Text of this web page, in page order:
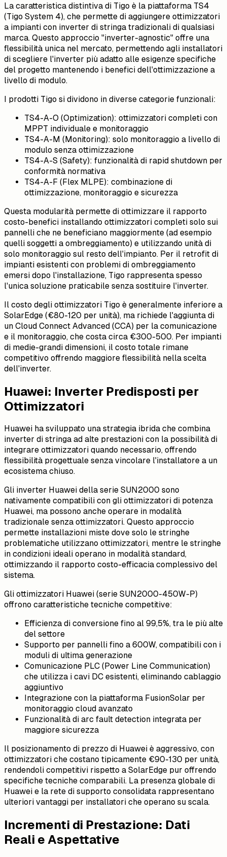
La caratteristica distintiva di Tigo è la piattaforma TS4
(Tigo System 4), che permette di aggiungere ottimizzatori
a impianti con inverter di stringa tradizionali di qualsiasi
marca. Questo approccio "inverter-agnostic" offre una
flessibilità unica nel mercato, permettendo agli installatori
di scegliere l'inverter più adatto alle esigenze specifiche
del progetto mantenendo i benefici dell'ottimizzazione a
livello di modulo.
I prodotti Tigo si dividono in diverse categorie funzionali:
TS4-A-O (Optimization): ottimizzatori completi con
MPPT individuale e monitoraggio
TS4-A-M (Monitoring): solo monitoraggio a livello di
modulo senza ottimizzazione
TS4-A-S (Safety): funzionalità di rapid shutdown per
conformità normativa
TS4-A-F (Flex MLPE): combinazione di
ottimizzazione, monitoraggio e sicurezza
Questa modularità permette di ottimizzare il rapporto
costo-benefici installando ottimizzatori completi solo sui
pannelli che ne beneficiano maggiormente (ad esempio
quelli soggetti a ombreggiamento) e utilizzando unità di
solo monitoraggio sul resto dell'impianto. Per il retrofit di
impianti esistenti con problemi di ombreggiamento
emersi dopo l'installazione, Tigo rappresenta spesso
l'unica soluzione praticabile senza sostituire l'inverter.
Il costo degli ottimizzatori Tigo è generalmente inferiore a
SolarEdge (€80-120 per unità), ma richiede l'aggiunta di
un Cloud Connect Advanced (CCA) per la comunicazione
e il monitoraggio, che costa circa €300-500. Per impianti
di medie-grandi dimensioni, il costo totale rimane
competitivo offrendo maggiore flessibilità nella scelta
dell'inverter.
Huawei: Inverter Predisposti per
Ottimizzatori
Huawei ha sviluppato una strategia ibrida che combina
inverter di stringa ad alte prestazioni con la possibilità di
integrare ottimizzatori quando necessario, offrendo
flessibilità progettuale senza vincolare l'installatore a un
ecosistema chiuso.
Gli inverter Huawei della serie SUN2000 sono
nativamente compatibili con gli ottimizzatori di potenza
Huawei, ma possono anche operare in modalità
tradizionale senza ottimizzatori. Questo approccio
permette installazioni miste dove solo le stringhe
problematiche utilizzano ottimizzatori, mentre le stringhe
in condizioni ideali operano in modalità standard,
ottimizzando il rapporto costo-efficacia complessivo del
sistema.
Gli ottimizzatori Huawei (serie SUN2000-450W-P)
offrono caratteristiche tecniche competitive:
Efficienza di conversione fino al 99,5%, tra le più alte
del settore
Supporto per pannelli fino a 600W, compatibili con i
moduli di ultima generazione
Comunicazione PLC (Power Line Communication)
che utilizza i cavi DC esistenti, eliminando cablaggio
aggiuntivo
Integrazione con la piattaforma FusionSolar per
monitoraggio cloud avanzato
Funzionalità di arc fault detection integrata per
maggiore sicurezza
Il posizionamento di prezzo di Huawei è aggressivo, con
ottimizzatori che costano tipicamente €90-130 per unità,
rendendoli competitivi rispetto a SolarEdge pur offrendo
specifiche tecniche comparabili. La presenza globale di
Huawei e la rete di supporto consolidata rappresentano
ulteriori vantaggi per installatori che operano su scala.
Incrementi di Prestazione: Dati
Reali e Aspettative